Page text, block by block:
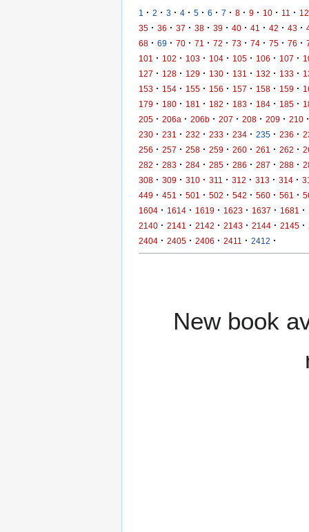
1 · 2 · 3 · 4 · 5 · 6 · 7 · 8 · 9 · 10 · 11 · 12
35 · 36 · 37 · 38 · 39 · 40 · 41 · 42 · 43 ·
68 · 69 · 70 · 71 · 72 · 73 · 74 · 75 · 76 ·
101
· 102 · 103 · 104 · 105 · 106 · 107 ·
127 · 128 · 129 · 130 · 131 · 132 · 133 ·
153 · 154 · 155 · 156 · 157 · 158 · 159 ·
179 · 180 · 181 · 182 · 183 · 184 · 185 ·
205 · 206a · 206b · 207 · 208 · 209 · 210 ·
230 · 231 · 232 · 233 · 234 · 235 · 236 ·
256 · 257 · 258 · 259 · 260 · 261 · 262 ·
282 · 283 · 284 · 285 · 286 · 287 · 288 ·
308 · 309 · 310 · 311 · 312 · 313 · 314 ·
449 · 451 · 501 · 502 · 542 · 560 · 561 ·
1604 · 1614 · 1619 · 1623 · 1637 · 1681 ·
2140 · 2141 · 2142 · 2143 · 2144 · 2145 ·
2404 · 2405 · 2406 · 2411 · 2412 ·
New book